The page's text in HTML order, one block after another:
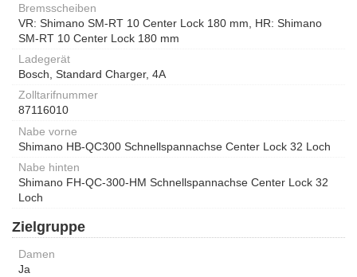
Bremsscheiben
VR: Shimano SM-RT 10 Center Lock 180 mm, HR: Shimano
SM-RT 10 Center Lock 180 mm
Ladegerät
Bosch, Standard Charger, 4A
Zolltarifnummer
87116010
Nabe vorne
Shimano HB-QC300 Schnellspannachse Center Lock 32 Loch
Nabe hinten
Shimano FH-QC-300-HM Schnellspannachse Center Lock 32
Loch
Zielgruppe
Damen
Ja